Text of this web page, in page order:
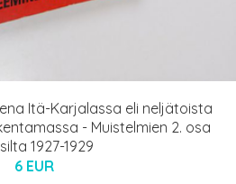
Itä-Karjalassa eli neljätoista
- Muistelmien 2. osa
1927-1929
6 EUR